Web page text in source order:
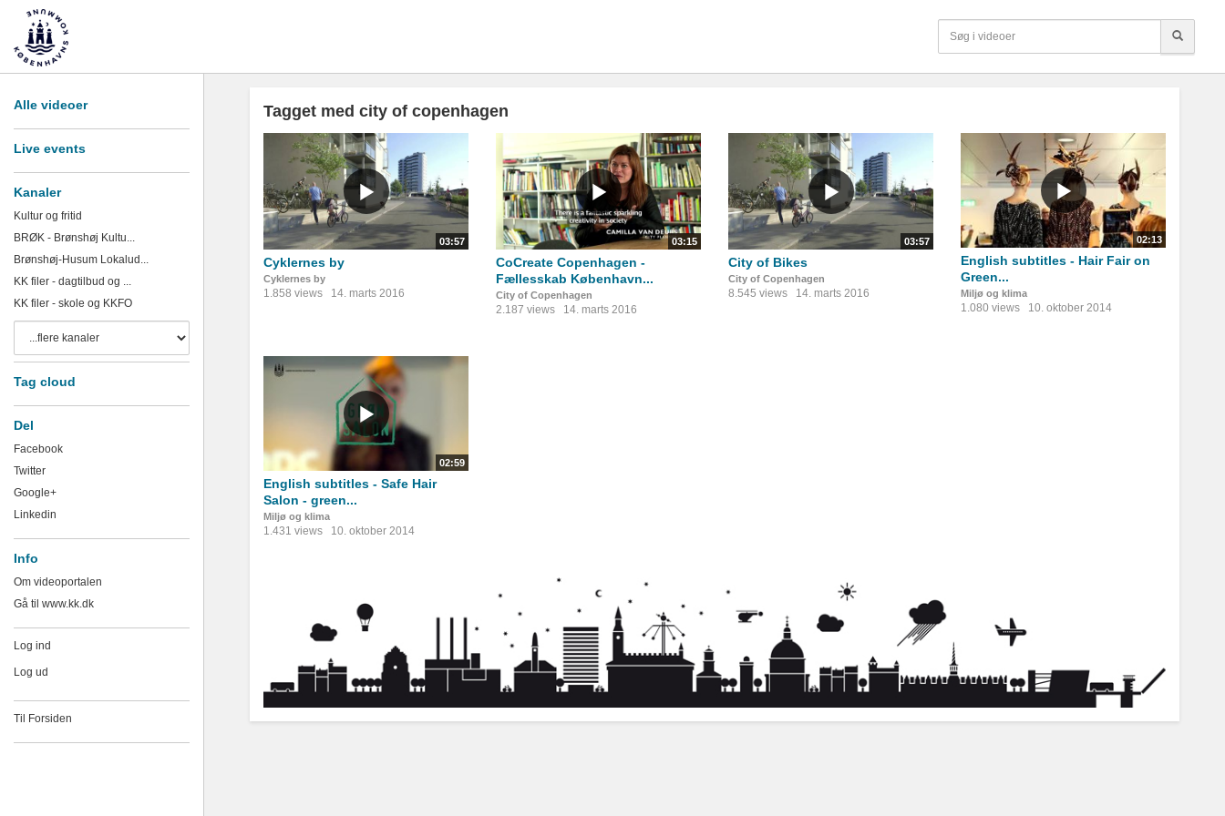
Alle videoer
Live events
Kanaler
Kultur og fritid
BRØK - Brønshøj Kultu...
Brønshøj-Husum Lokalud...
KK filer - dagtilbud og ...
KK filer - skole og KKFO
Tag cloud
Del
Facebook
Twitter
Google+
Linkedin
Info
Om videoportalen
Gå til www.kk.dk
Log ind
Log ud
Til Forsiden
Tagget med city of copenhagen
03:57
Cyklernes by
Cyklernes by
1.858 views 14. marts 2016
03:15
CoCreate Copenhagen -
Fællesskab København...
City of Copenhagen
2.187 views 14. marts 2016
03:57
City of Bikes
City of Copenhagen
8.545 views 14. marts 2016
02:13
English subtitles - Hair Fair on
Green...
Miljø og klima
1.080 views 10. oktober 2014
02:59
English subtitles - Safe Hair
Salon - green...
Miljø og klima
1.431 views 10. oktober 2014